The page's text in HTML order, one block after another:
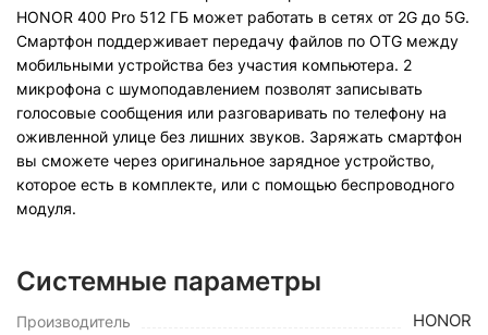
HONOR 400 Pro 512 ГБ может работать в сетях от 2G до 5G.
Смартфон поддерживает передачу файлов по OTG между
мобильными устройства без участия компьютера. 2
микрофона с шумоподавлением позволят записывать
голосовые сообщения или разговаривать по телефону на
оживленной улице без лишних звуков. Заряжать смартфон
вы сможете через оригинальное зарядное устройство,
которое есть в комплекте, или с помощью беспроводного
модуля.
Системные параметры
Производитель HONOR